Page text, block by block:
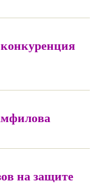
на защите